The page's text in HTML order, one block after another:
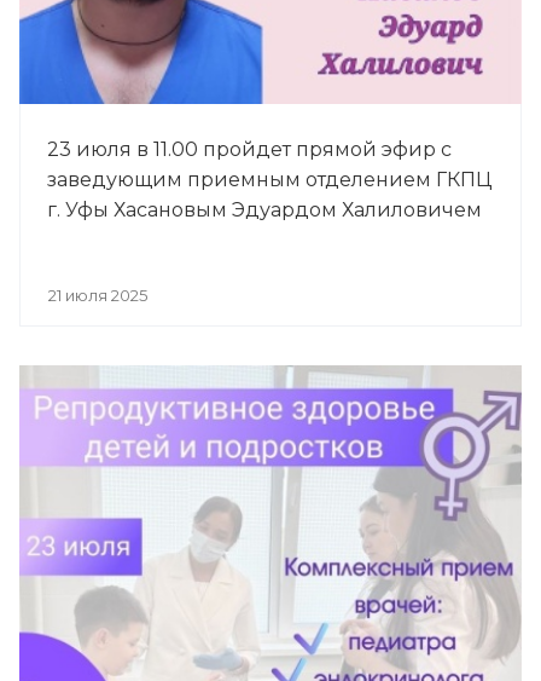
23 июля в 11.00 пройдет прямой эфир с
заведующим приемным отделением ГКПЦ
г. Уфы Хасановым Эдуардом Халиловичем
21 июля 2025